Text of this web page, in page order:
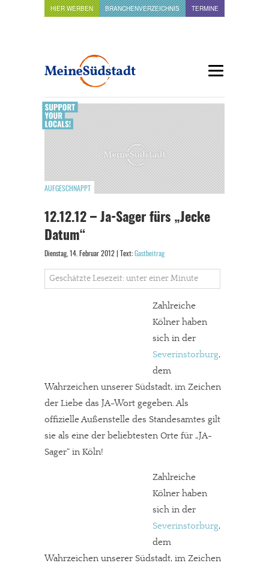
HIER WERBEN BRANCHENVERZEICHNIS TERMINE
AUFGESCHNAPPT
12.12.12 – Ja-Sager fürs „Jecke
Datum“
Dienstag, 14. Februar 2012 | Text: Gastbeitrag
Geschätzte Lesezeit: unter einer Minute
Zahlreiche
Kölner haben
sich in der
Severinstorburg,
dem
Wahrzeichen unserer Südstadt, im Zeichen
der Liebe das JA-Wort gegeben. Als
offizielle Außenstelle des Standesamtes gilt
sie als eine der beliebtesten Orte für „JA-
Sager“ in Köln!
Zahlreiche
Kölner haben
sich in der
Severinstorburg,
dem
Wahrzeichen unserer Südstadt, im Zeichen